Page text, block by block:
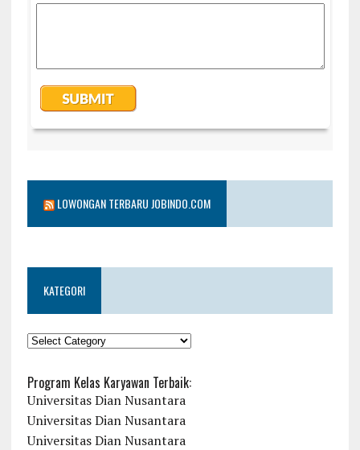
LOWONGAN TERBARU JOBINDO.COM
KATEGORI
KATEGORI
Program Kelas Karyawan Terbaik:
Universitas Dian Nusantara
Universitas Dian Nusantara
Universitas Dian Nusantara